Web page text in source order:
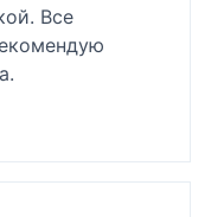
дверей
Все